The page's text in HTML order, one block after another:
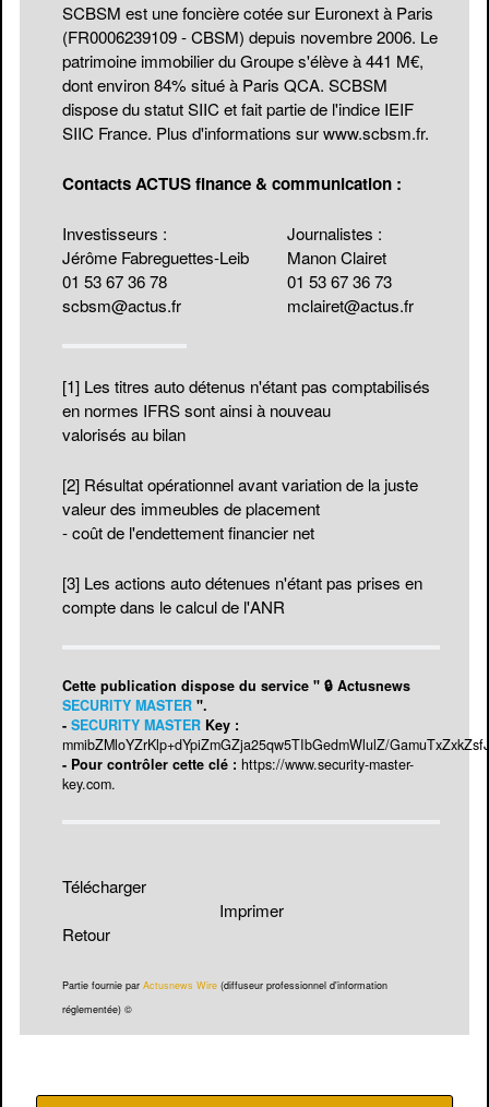
SCBSM est une foncière cotée sur Euronext à Paris
(FR0006239109 - CBSM) depuis novembre 2006. Le
patrimoine immobilier du Groupe s'élève à 441 M€,
dont environ 84% situé à Paris QCA. SCBSM
dispose du statut SIIC et fait partie de l'indice IEIF
SIIC France. Plus d'informations surwww.scbsm.fr.
Contacts ACTUS finance & communication :
Investisseurs :
Journalistes :
Jérôme Fabreguettes-Leib
Manon Clairet
01 53 67 36 78
01 53 67 36 73
scbsm@actus.fr
mclairet@actus.fr
[1] Les titres auto détenus n'étant pas comptabilisés
en normes IFRS sont ainsi à nouveau
valorisés au bilan
[2] Résultat opérationnel avant variation de la juste
valeur des immeubles de placement
- coût de l'endettement financier net
[3] Les actions auto détenues n'étant pas prises en
compte dans le calcul de l'ANR
Cette publication dispose du service " 🔒 Actusnews
SECURITY MASTER ".
- SECURITY MASTER Key :
mmibZMloYZrKlp+dYpiZmGZja25qw5TIbGedmWlulZ/
- Pour contrôler cette clé : https://www.security-master-
key.com.
Télécharger
Imprimer
Retour
Partie fournie par Actusnews Wire (diffuseur professionnel d'information
réglementée) ©